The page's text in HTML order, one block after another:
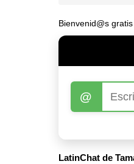
Bienvenid@s
@
LatinChat de